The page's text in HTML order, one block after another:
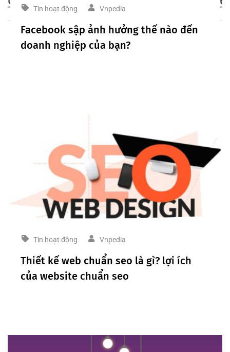
Tin hoạt động Vnpedia
Facebook sập ảnh hưởng thế nào đến
doanh nghiệp của bạn?
Tin hoạt động Vnpedia
Thiết kế web chuẩn seo là gì? lợi ích
của website chuẩn seo